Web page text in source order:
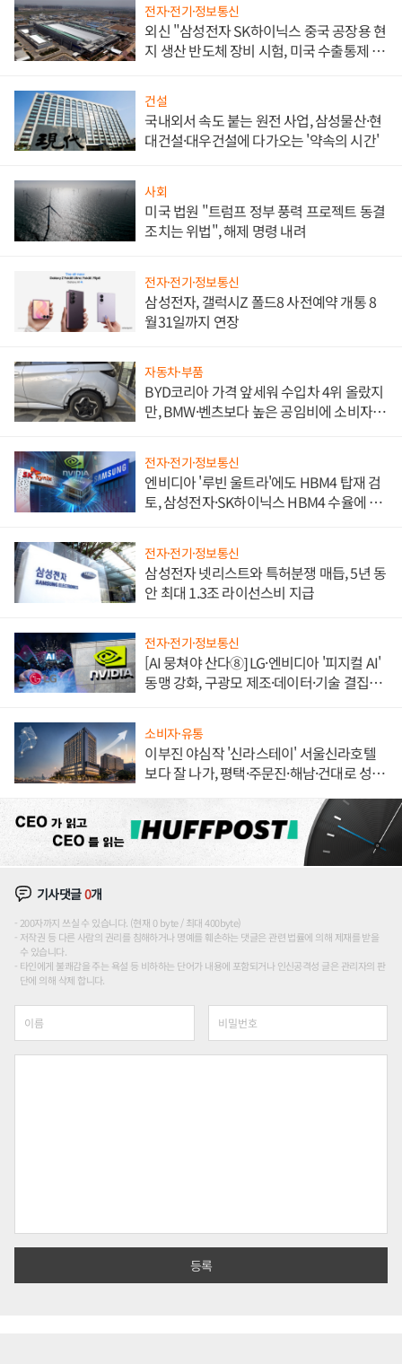
전자·전기·정보통신
외신 "삼성전자 SK하이닉스 중국 공장용 현
지 생산 반도체 장비 시험, 미국 수출통제 대
건설
국내외서 속도 붙는 원전 사업, 삼성물산·현
대건설·대우건설에 다가오는 '약속의 시간'
사회
미국 법원 "트럼프 정부 풍력 프로젝트 동결
조치는 위법", 해제 명령 내려
전자·전기·정보통신
삼성전자, 갤럭시Z 폴드8 사전예약 개통 8
월31일까지 연장
자동차·부품
BYD코리아 가격 앞세워 수입차 4위 올랐지
만, BMW·벤츠보다 높은 공임비에 소비자
전자·전기·정보통신
엔비디아 '루빈 울트라'에도 HBM4 탑재 검
토, 삼성전자·SK하이닉스 HBM4 수율에 주
전자·전기·정보통신
삼성전자 넷리스트와 특허분쟁 매듭, 5년 동
안 최대 1.3조 라이선스비 지급
전자·전기·정보통신
[AI 뭉쳐야 산다⑧] LG·엔비디아 '피지컬 AI'
동맹 강화, 구광모 제조·데이터·기술 결집
소비자·유통
이부진 야심작 '신라스테이' 서울신라호텔
보다 잘 나가, 평택·주문진·해남·건대로 성
기사댓글0개
200자까지 쓰실 수 있습니다. (현재 0 byte / 최대 400byte)
저작권 등 다른 사람의 권리를 침해하거나 명예를 훼손하는 댓글은 관련 법률에 의해 제재를 받을
수 있습니다.
타인에게 불쾌감을 주는 욕설 등 비하하는 단어가 내용에 포함되거나 인신공격성 글은 관리자의 판
단에 의해 삭제 합니다.